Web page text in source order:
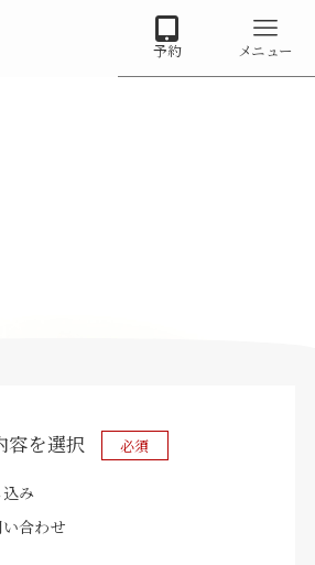
Instagram
X
客室紹介
予約 メニュー
容を選択 必須
み
合わせ